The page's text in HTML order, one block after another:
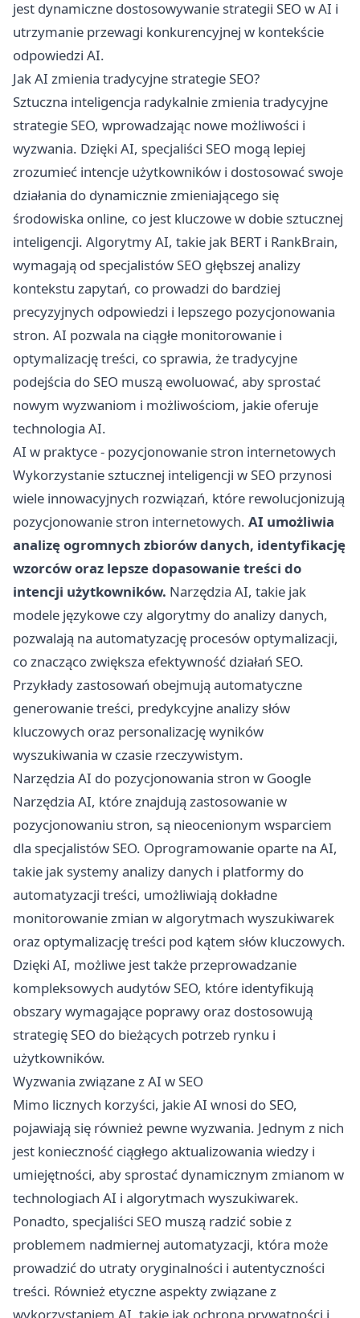
jest dynamiczne dostosowywanie strategii SEO w AI i
utrzymanie przewagi konkurencyjnej w kontekście
odpowiedzi AI.
Jak AI zmienia tradycyjne strategie SEO?
Sztuczna inteligencja radykalnie zmienia tradycyjne
strategie SEO, wprowadzając nowe możliwości i
wyzwania. Dzięki AI, specjaliści SEO mogą lepiej
zrozumieć intencje użytkowników i dostosować swoje
działania do dynamicznie zmieniającego się
środowiska online, co jest kluczowe w dobie sztucznej
inteligencji. Algorytmy AI, takie jak BERT i RankBrain,
wymagają od specjalistów SEO głębszej analizy
kontekstu zapytań, co prowadzi do bardziej
precyzyjnych odpowiedzi i lepszego pozycjonowania
stron. AI pozwala na ciągłe monitorowanie i
optymalizację treści, co sprawia, że tradycyjne
podejścia do SEO muszą ewoluować, aby sprostać
nowym wyzwaniom i możliwościom, jakie oferuje
technologia AI.
AI w praktyce - pozycjonowanie stron internetowych
Wykorzystanie sztucznej inteligencji w SEO przynosi
wiele innowacyjnych rozwiązań, które rewolucjonizują
pozycjonowanie stron internetowych. AI umożliwia
analizę ogromnych zbiorów danych, identyfikację
wzorców oraz lepsze dopasowanie treści do
intencji użytkowników. Narzędzia AI, takie jak
modele językowe czy algorytmy do analizy danych,
pozwalają na automatyzację procesów optymalizacji,
co znacząco zwiększa efektywność działań SEO.
Przykłady zastosowań obejmują automatyczne
generowanie treści, predykcyjne analizy słów
kluczowych oraz personalizację wyników
wyszukiwania w czasie rzeczywistym.
Narzędzia AI do pozycjonowania stron w Google
Narzędzia AI, które znajdują zastosowanie w
pozycjonowaniu stron, są nieocenionym wsparciem
dla specjalistów SEO. Oprogramowanie oparte na AI,
takie jak systemy analizy danych i platformy do
automatyzacji treści, umożliwiają dokładne
monitorowanie zmian w algorytmach wyszukiwarek
oraz optymalizację treści pod kątem słów kluczowych.
Dzięki AI, możliwe jest także przeprowadzanie
kompleksowych audytów SEO, które identyfikują
obszary wymagające poprawy oraz dostosowują
strategię SEO do bieżących potrzeb rynku i
użytkowników.
Wyzwania związane z AI w SEO
Mimo licznych korzyści, jakie AI wnosi do SEO,
pojawiają się również pewne wyzwania. Jednym z nich
jest konieczność ciągłego aktualizowania wiedzy i
umiejętności, aby sprostać dynamicznym zmianom w
technologiach AI i algorytmach wyszukiwarek.
Ponadto, specjaliści SEO muszą radzić sobie z
problemem nadmiernej automatyzacji, która może
prowadzić do utraty oryginalności i autentyczności
treści. Również etyczne aspekty związane z